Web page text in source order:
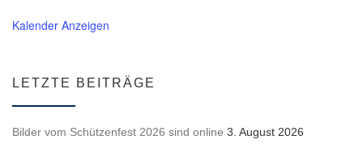
Kalender Anzeigen
LETZTE BEITRÄGE
Bilder vom Schützenfest 2026 sind online 3. August 2026